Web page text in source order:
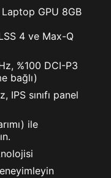
GPU 8GB
4 ve Max-Q
%100 DCI-P3
bağlı)
IPS sınıfı panel
ile